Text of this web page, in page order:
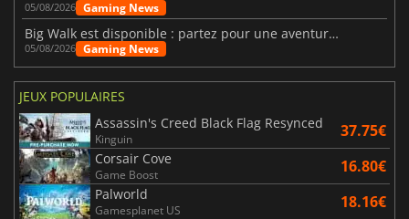
05/08/2026 Gaming News
Big Walk est disponible : partez pour une aventure entre amis
05/08/2026 Gaming News
JEUX POPULAIRES
Assassin's Creed Black Flag Resynced
Kinguin 37.75€
Corsair Cove
Game Boost 16.80€
Palworld
Gamesplanet US 18.16€